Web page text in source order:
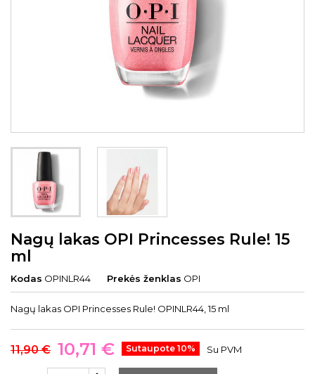
Nagų lakas OPI Princesses Rule! 15
ml
Kodas OPINLR44 Prekės ženklas OPI
Nagų lakas OPI Princesses Rule! OPINLR44, 15 ml
11,90 € 10,71 € Sutaupote 10% Su PVM